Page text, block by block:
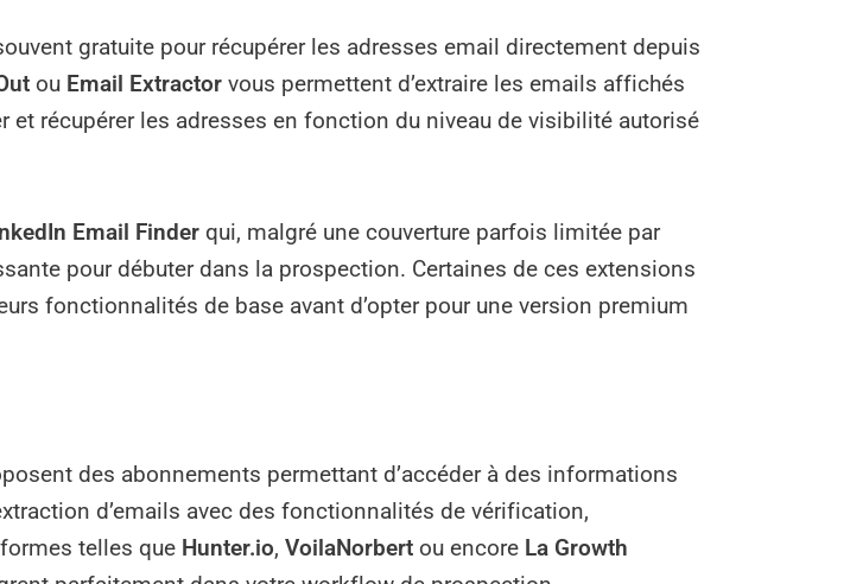
gratuite pour récupérer les adresses email directement depuis
ou Email Extractor vous permettent d’extraire les emails affichés
récupérer les adresses en fonction du niveau de visibilité autorisé
Email Finder qui, malgré une couverture parfois limitée par
pour débuter dans la prospection. Certaines de ces extensions
fonctionnalités de base avant d’opter pour une version premium
des abonnements permettant d’accéder à des informations
d’emails avec des fonctionnalités de vérification,
telles que Hunter.io, VoilaNorbert ou encore La Growth